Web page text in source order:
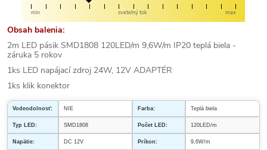
min svetelný tok max
Obsah balenia:
2m LED pásik SMD1808 120LED/m 9,6W/m IP20 teplá biela -
záruka 5 rokov
1ks LED napájací zdroj 24W, 12V ADAPTÉR
1ks klik konektor
Vodeodolnosť: NIE Farba: Teplá biela
Typ LED: SMD1808 Počet LED: 120LED/m
Napätie: DC 12V Príkon: 9,6W/m